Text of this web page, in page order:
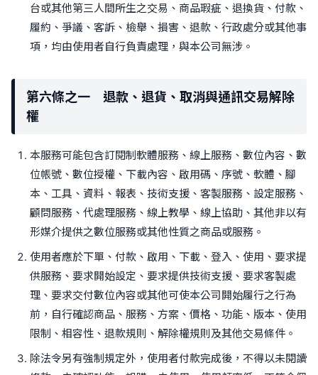
台或其他第三人間所生之交易、商品瑕疵、退換貨、付款、
履約、爭議、客訴、檢舉、損害、退款、行政處分或其他事
項，均由使用者自行負責處理，與本公司無涉。
第六條之一 退款、退貨、取消與通訊交易解除
權
本服務可能包含訂閱制軟體服務、線上服務、數位內容、數
位帳號、數位授權、下載內容、啟用碼、序號、軟體、腳
本、工具、資料、報表、技術支援、客製服務、設定服務、
顧問服務、代處理服務、線上教學、線上協助、其他非以有
形媒介提供之數位服務或其他性質之商品或服務。
使用者應於下單、付款、啟用、下載、登入、使用、要求提
供服務、要求開始設定、要求提供技術支援、要求客製處
理、要求交付數位內容或其他可使本公司開始履行之行為
前，自行確認商品、服務、方案、價格、功能、版本、使用
限制、相容性、退款規則、解除權規則及其他交易條件。
除法令另有強制規定外，使用者付款完成後，不得以未閱讀